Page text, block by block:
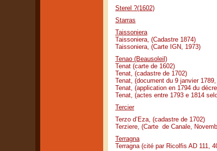
Sterel ?(1602)
Starras
Taissoniera
Taissoniera, (Cadastre 1874)
Taissoniera, (Carte IGN, 1973)
Tenao (Beausoleil)
Tenat (carte de 1602)
Tenat, (cadastre de 1702)
Tenat, (document du 9 janvier
Tenat, (application en 1794 du
Tenat, (actes entre 1793 e 1814
Tercier
Terzo d’Eza, (cadastre de 1702)
Terziere, (Carte de Canale,
Terragna
Terragna (cité par Ricolfis AD 111,